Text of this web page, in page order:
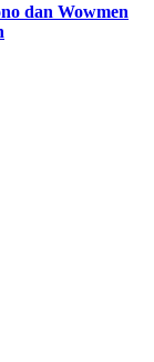
dan Wowmen